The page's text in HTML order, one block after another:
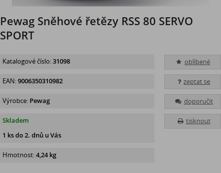
Pewag Sněhové řetězy RSS 80 SERVO
SPORT
oblíbené
zeptat se
doporučit
tisknout
Katalogové číslo:31098
EAN:9006350310982
Výrobce: Pewag
Skladem
1 ks do 2. dnů u Vás
Hmotnost:4,24 kg